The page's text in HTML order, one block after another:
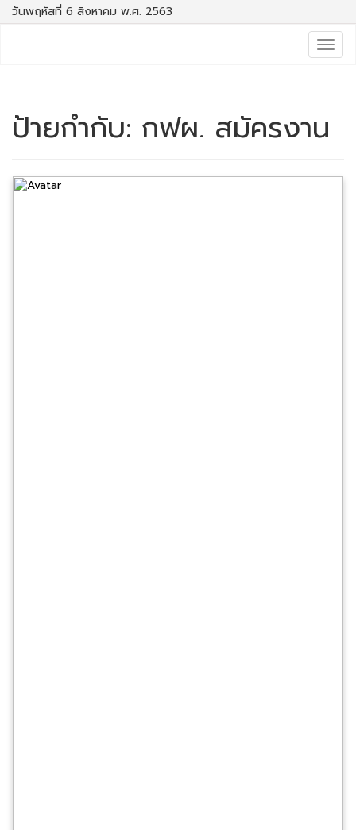
วันพฤหัสที่ 6 สิงหาคม พ.ศ. 2563
ป้ายกำกับ: กฟผ. สมัครงาน